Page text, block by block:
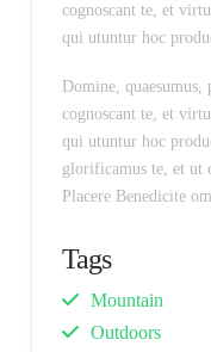
cognoscant te, et
qui utuntur hoc
Domine,
cognoscant te, et
qui utuntur hoc
glorificamus te, et ut
Placere Benedicite
Tags
Mountain
Outdoors